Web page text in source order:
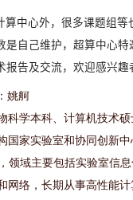
算中心外，很多课题组等
是自己维护，超算中心特
告及交流，欢迎感兴趣
姚舸
科学本科、计算机技术
国家实验室和协同创新
领域主要包括实验室信
网络，长期从事高性能